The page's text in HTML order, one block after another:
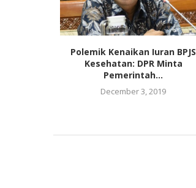
Polemik Kenaikan Iuran BPJS
Kesehatan: DPR Minta
Pemerintah...
December 3, 2019